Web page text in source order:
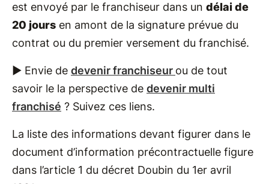
est envoyé par le franchiseur dans un délai de
20 jours en amont de la signature prévue du
contrat ou du premier versement du franchisé.
► Envie de devenir franchiseur ou de tout
savoir le la perspective de devenir multi
franchisé ? Suivez ces liens.
La liste des informations devant figurer dans le
document d’information précontractuelle figure
dans l’article 1 du décret Doubin du 1er avril